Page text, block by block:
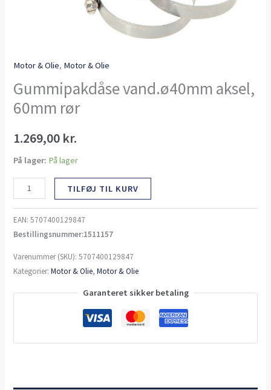
Motor & Olie, Motor & Olie
Gummipakdåse vand.ø40mm aksel,
60mm rør
1.269,00 kr.
På lager: På lager
TILFØJ TIL KURV
EAN:5707400129847
Bestillingsnummer:1511157
Varenummer (SKU):5707400129847
Kategorier:Motor & Olie,Motor & Olie
Garanteret sikker betaling